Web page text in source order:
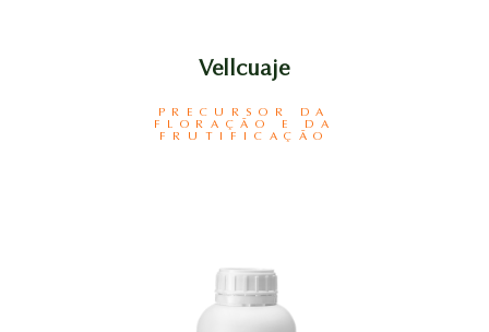
Vellcuaje
PRECURSOR DA
FLORAÇÃO E DA
FRUTIFICAÇÃO